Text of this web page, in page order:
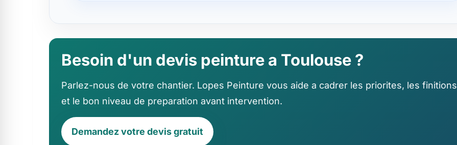
Besoin d'un devis peinture a Toulouse ?
Parlez-nous de votre chantier. Lopes Peinture vous aide a cadrer les priorites, les finitions
et le bon niveau de preparation avant intervention.
Demandez votre devis gratuit